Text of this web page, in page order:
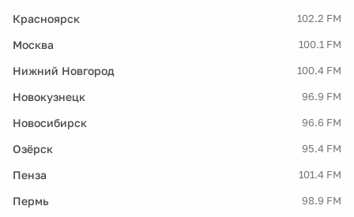
Красноярск 102.2 FM
Москва 100.1 FM
Нижний Новгород 100.4 FM
Новокузнецк 96.9 FM
Новосибирск 96.6 FM
Озёрск 95.4 FM
Пенза 101.4 FM
Пермь 98.9 FM